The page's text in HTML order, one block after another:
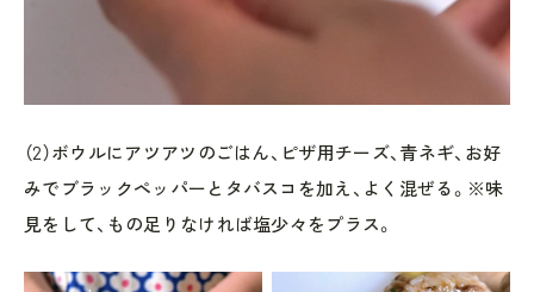
（2）ボウルにアツアツのごはん、ピザ用チーズ、青ネギ、お好
みでブラックペッパーとタバスコを加え、よく混ぜる。※味
見をして、もの足りなければ塩少々をプラス。